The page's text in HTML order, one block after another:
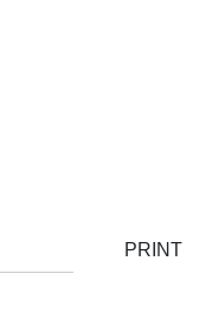
PRINT